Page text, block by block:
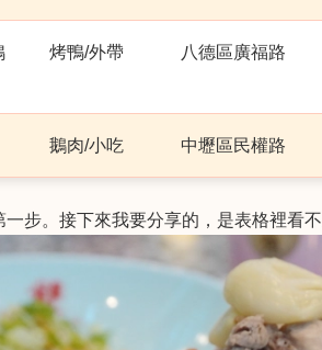
烤鴨/外帶 八德區廣福路
鵝肉/小吃 中壢區民權路
步。接下來我要分享的，是表格裡看不